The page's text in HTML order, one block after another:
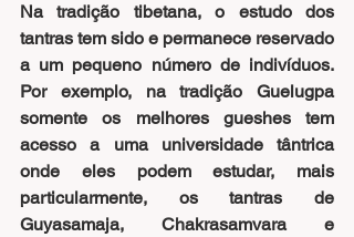
Na tradição tibetana, o estudo dos
tantras tem sido e permanece reservado
a um pequeno número de indivíduos.
Por exemplo, na tradição Guelugpa
somente os melhores gueshes tem
acesso a uma universidade tântrica
onde eles podem estudar, mais
particularmente, os tantras de
Guyasamaja, Chakrasamvara e